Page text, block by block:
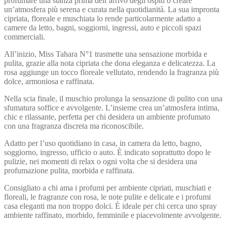
un’atmosfera più serena e curata nella quotidianità. La sua impronta
cipriata, floreale e muschiata lo rende particolarmente adatto a
camere da letto, bagni, soggiorni, ingressi, auto e piccoli spazi
commerciali.
All’inizio, Miss Tahara N°1 trasmette una sensazione morbida e
pulita, grazie alla nota cipriata che dona eleganza e delicatezza. La
rosa aggiunge un tocco floreale vellutato, rendendo la fragranza più
dolce, armoniosa e raffinata.
Nella scia finale, il muschio prolunga la sensazione di pulito con una
sfumatura soffice e avvolgente. L’insieme crea un’atmosfera intima,
chic e rilassante, perfetta per chi desidera un ambiente profumato
con una fragranza discreta ma riconoscibile.
Adatto per l’uso quotidiano in casa, in camera da letto, bagno,
soggiorno, ingresso, ufficio o auto. È indicato soprattutto dopo le
pulizie, nei momenti di relax o ogni volta che si desidera una
profumazione pulita, morbida e raffinata.
Consigliato a chi ama i profumi per ambiente cipriati, muschiati e
floreali, le fragranze con rosa, le note pulite e delicate e i profumi
casa eleganti ma non troppo dolci. È ideale per chi cerca uno spray
ambiente raffinato, morbido, femminile e piacevolmente avvolgente.